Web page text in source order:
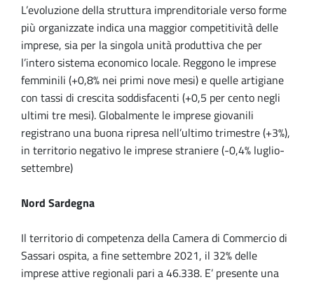
L’evoluzione della struttura imprenditoriale verso forme
più organizzate indica una maggior competitività delle
imprese, sia per la singola unità produttiva che per
l’intero sistema economico locale. Reggono le imprese
femminili (+0,8% nei primi nove mesi) e quelle artigiane
con tassi di crescita soddisfacenti (+0,5 per cento negli
ultimi tre mesi). Globalmente le imprese giovanili
registrano una buona ripresa nell’ultimo trimestre (+3%),
in territorio negativo le imprese straniere (-0,4% luglio-
settembre)
Nord Sardegna
Il territorio di competenza della Camera di Commercio di
Sassari ospita, a fine settembre 2021, il 32% delle
imprese attive regionali pari a 46.338. E’ presente una